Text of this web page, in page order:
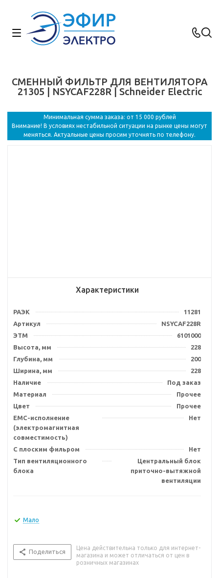
СМЕННЫЙ ФИЛЬТР ДЛЯ ВЕНТИЛЯТОРА
21305 | NSYCAF228R | Schneider Electric
Минимальная сумма заказа: от 15 000 рублей
Внимание! В условиях нестабильной ситуации на рынке цены могут
меняться. Актуальные цены просим уточнять по телефону.
Характеристики
РАЭК
11281
Артикул
NSYCAF228R
ЭТМ
6101000
Высота, мм
228
Глубина, мм
200
Ширина, мм
228
Наличие
Под заказ
Материал
Прочее
Цвет
Прочее
EMC-исполнение
(электромагнитная
совместимость)
Нет
С плоским фильром
Нет
Тип вентиляционного
блока
Центральный блок
приточно-вытяжной
вентиляции
Мало
Поделиться
Цена действительна только для интернет-
магазина и может отличаться от цен в
розничных магазинах